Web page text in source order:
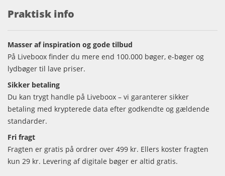
Praktisk info
Masser af inspiration og gode tilbud
På Liveboox finder du mere end 100.000 bøger, e-bøger og
lydbøger til lave priser.
Sikker betaling
Du kan trygt handle på Liveboox – vi garanterer sikker
betaling med krypterede data efter godkendte og gældende
standarder.
Fri fragt
Fragten er gratis på ordrer over 499 kr. Ellers koster fragten
kun 29 kr. Levering af digitale bøger er altid gratis.